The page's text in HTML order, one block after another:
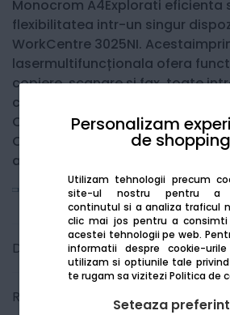
Personalizam
de shopping
Utilizam tehnologii precum
site-ul nostru pentru a
continutul si a analiza traficul
clic mai jos pentru a
acestei tehnologii pe web.
informatii despre cookie-
utilizam si optiunile tale
te rugam sa viziteziPolitica de
Seteaza
Monocrom A4Explorati eficienta
flexibilitatea intr-un singur
WorkCentre 3025NI.
lasermultifuncționala ofera
copiere, scanare si fax, toate
compacta si
CheieEficienta
Combina imprimare, copiere,
a satisface toate
Vezi mai mult
Detalii tehnice
Recenzii